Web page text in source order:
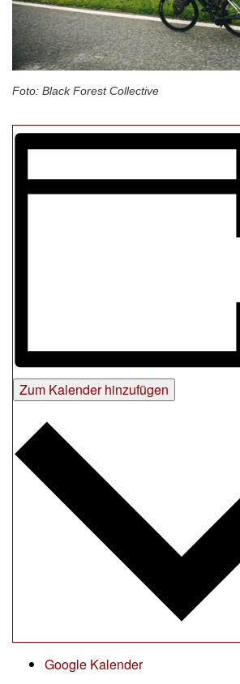
Foto: Black Forest Collective
Zum Kalender hinzufügen
Google Kalender